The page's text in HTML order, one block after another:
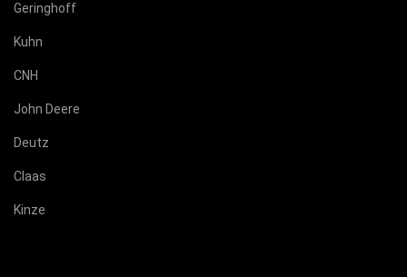
Geringhoff
Kuhn
CNH
John Deere
Deutz
Claas
Kinze